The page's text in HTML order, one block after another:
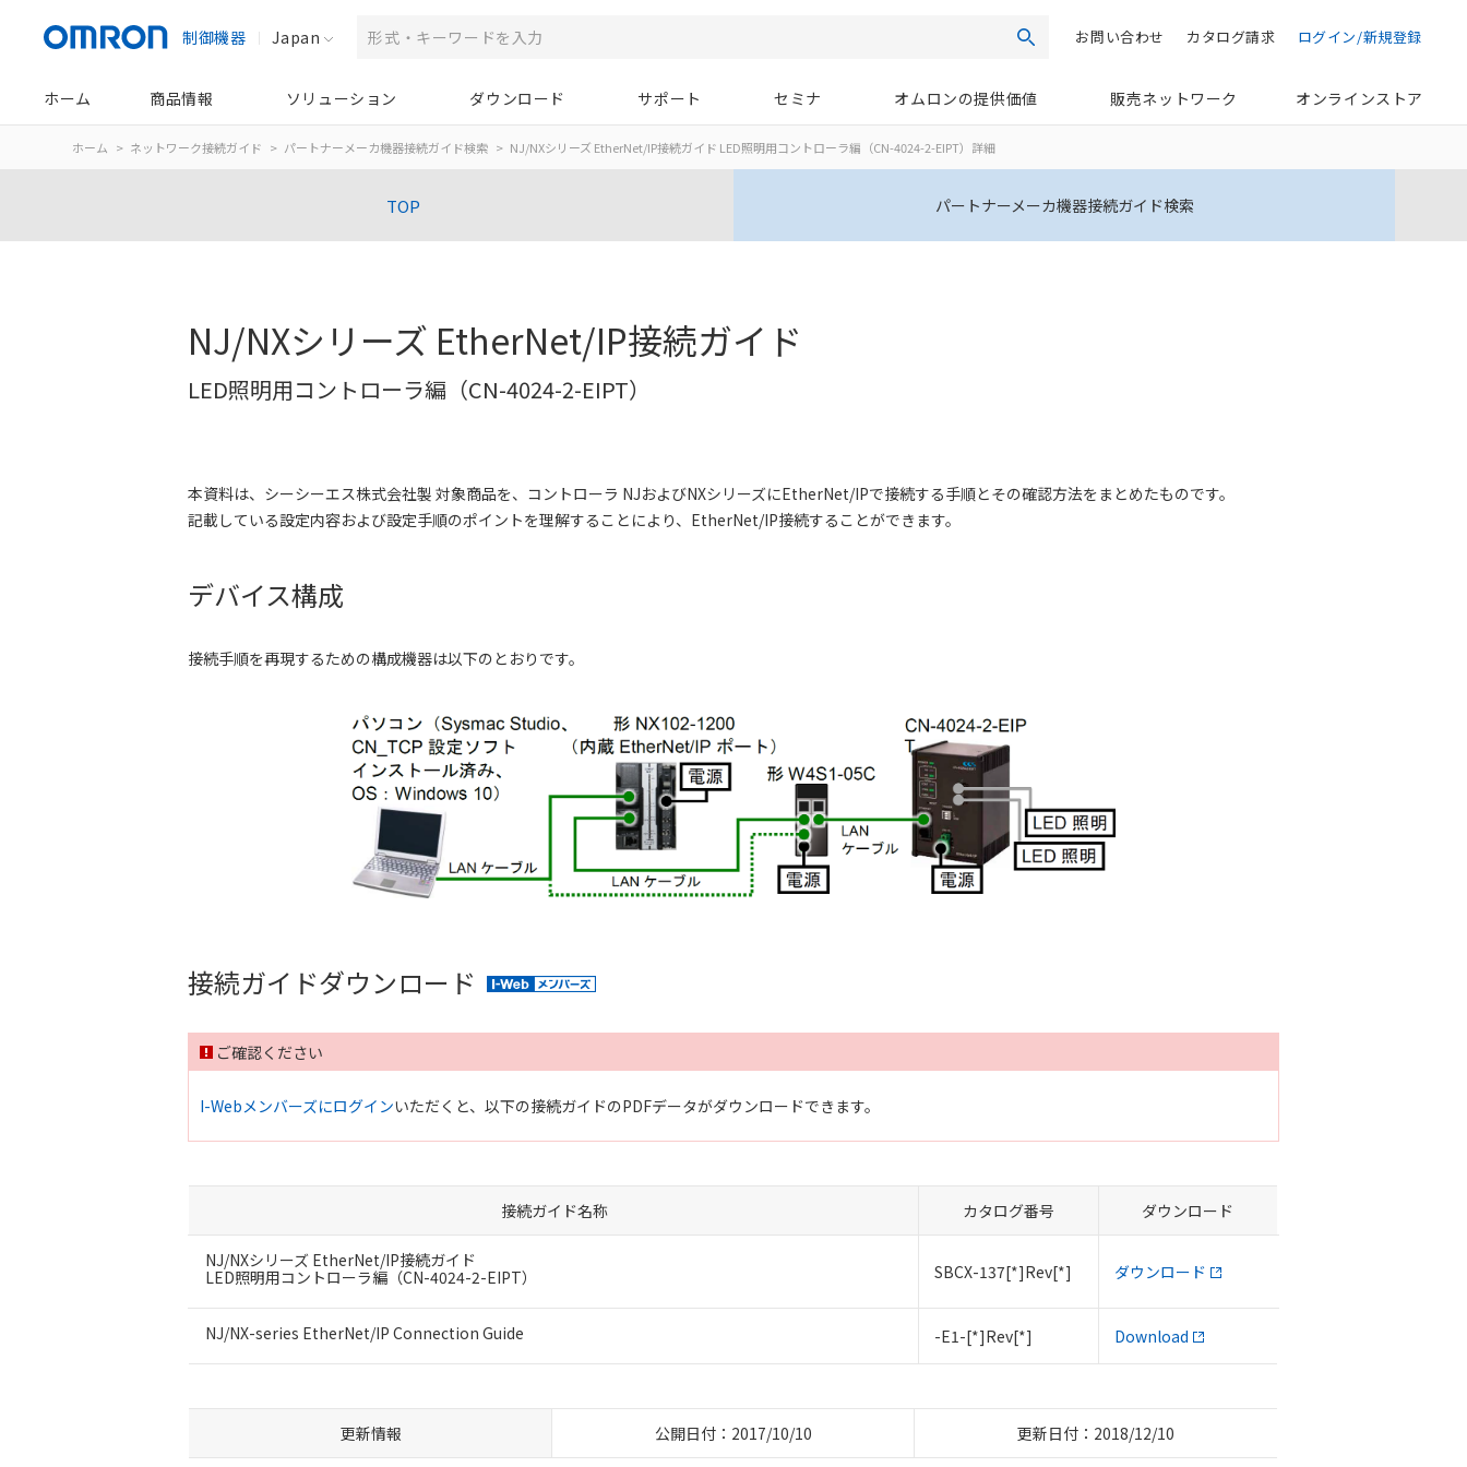
制御機器 Japan 検索 ログイン/新規登録
カタログ請求
お問い合わせ
ホーム 商品情報 ソリューション ダウンロード サポート セミナ オムロンの提供価値 販売ネットワーク オンラインストア
ホーム ネットワーク接続ガイド パートナーメーカ機器接続ガイド検索 NJ/NXシリーズ EtherNet/IP接続ガイド LED照明用コントローラ編（CN-4024-2-EIPT）詳細
TOP パートナーメーカ機器接続ガイド検索
NJ/NXシリーズ EtherNet/IP接続ガイド
LED照明用コントローラ編（CN-4024-2-EIPT）
本資料は、シーシーエス株式会社製 対象商品を、コントローラ NJおよびNXシリーズにEtherNet/IPで接続する手順とその確認方法をまとめたものです。
記載している設定内容および設定手順のポイントを理解することにより、EtherNet/IP接続することができます。
デバイス構成
接続手順を再現するための構成機器は以下のとおりです。
接続ガイドダウンロード
ご確認ください
I-Webメンバーズにログインいただくと、以下の接続ガイドのPDFデータがダウンロードできます。
接続ガイド名称 カタログ番号 ダウンロード
NJ/NXシリーズ EtherNet/IP接続ガイド
LED照明用コントローラ編（CN-4024-2-EIPT）
SBCX-137[*]Rev[*] ダウンロード
NJ/NX-series EtherNet/IP Connection Guide -E1-[*]Rev[*] Download
更新情報 公開日付：2017/10/10 更新日付：2018/12/10